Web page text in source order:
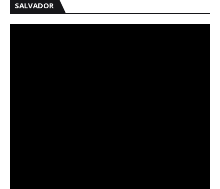
SALVADOR